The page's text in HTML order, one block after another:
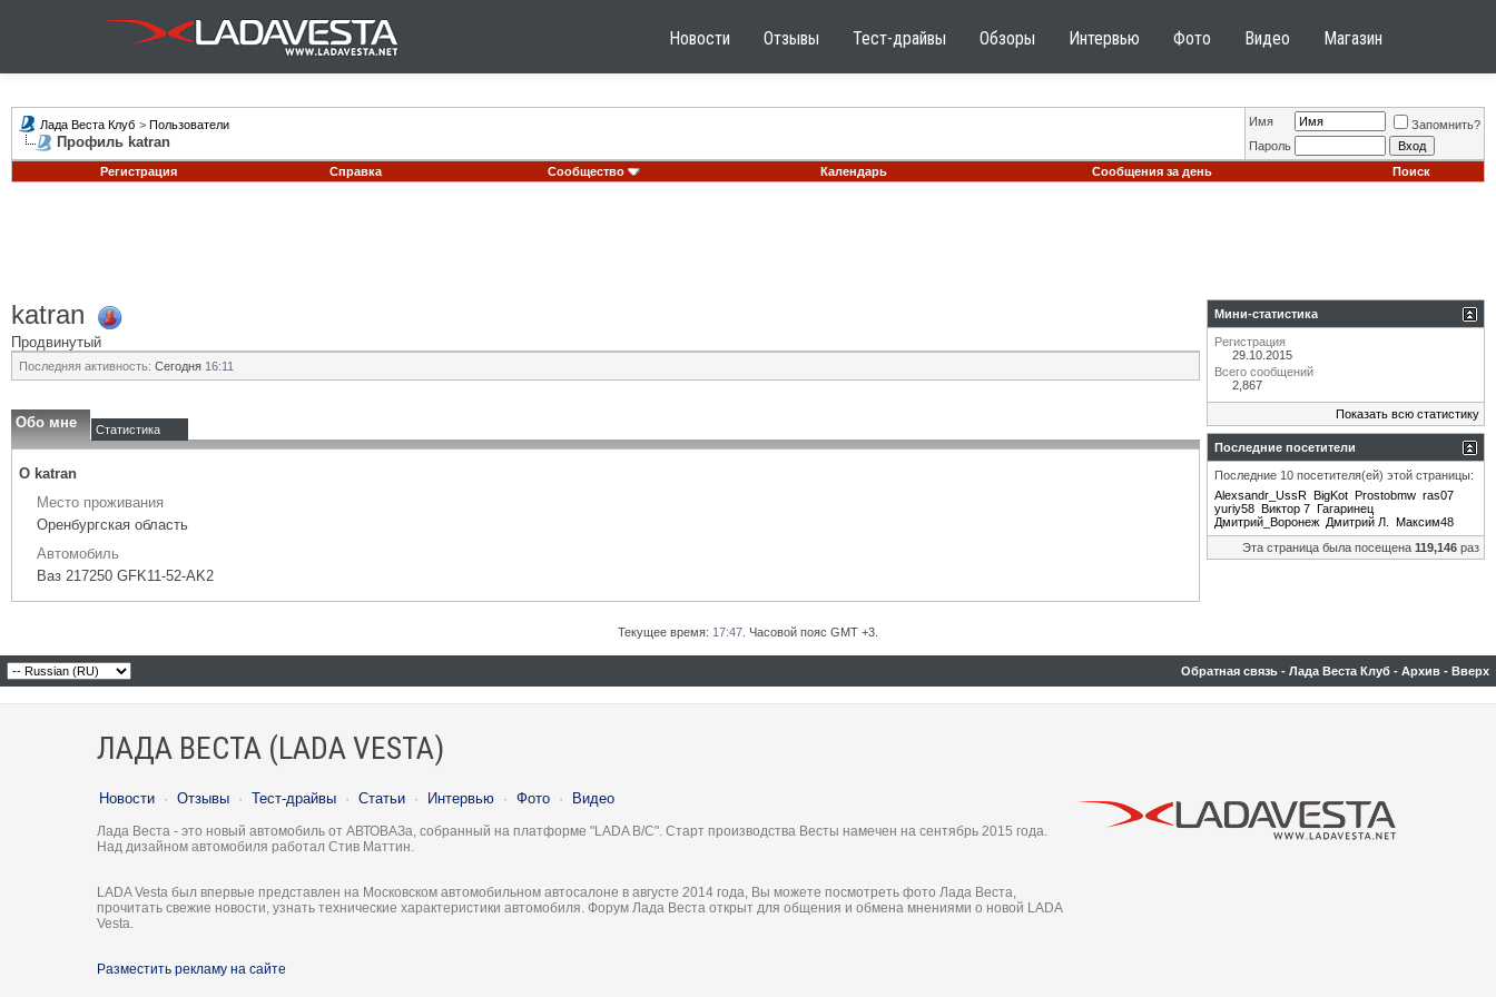
Новости Отзывы Тест-драйвы Обзоры Интервью Фото Видео Магазин
Лада Веста Клуб > Пользователи
Профиль katran
Имя
Запомнить?
Пароль
Регистрация
Справка Сообщество Календарь Сообщения за день Поиск
katran
Продвинутый
Последняя активность: Сегодня 16:11
Обо мне Статистика
О katran
Место проживания
Оренбургская область
Автомобиль
Ваз 217250 GFK11-52-AK2
Мини-статистика
Регистрация
29.10.2015
Всего сообщений
2,867
Показать всю статистику
Последние посетители
Последние 10 посетителя(ей) этой страницы:
Alexsandr_UssR BigKot Prostobmw ras07
yuriy58 Виктор 7 Гагаринец
Дмитрий_Воронеж Дмитрий Л.
Максим48
Эта страница была посещена 119,146 раз
Текущее время: 17:47 . Часовой пояс GMT +3.
Обратная связь - Лада Веста Клуб - Архив - Вверх
ЛАДА ВЕСТА (LADA VESTA)
Новости · Отзывы · Тест-драйвы · Статьи · Интервью · Фото · Видео
Лада Веста - это новый автомобиль от АВТОВАЗа, собранный на платформе "LADA B/C". Старт производства Весты намечен на сентябрь 2015 года.
Над дизайном автомобиля работал Стив Маттин.
LADA Vesta был впервые представлен на Московском автомобильном автосалоне в августе 2014 года, Вы можете посмотреть фото Лада Веста,
прочитать свежие новости, узнать технические характеристики автомобиля. Форум Лада Веста открыт для общения и обмена мнениями о новой LADA
Vesta.
Разместить рекламу на сайте